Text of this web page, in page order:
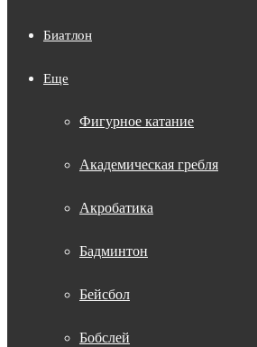
Биатлон
Еще
Фигурное катание
Академическая гребля
Акробатика
Бадминтон
Бейсбол
Бобслей